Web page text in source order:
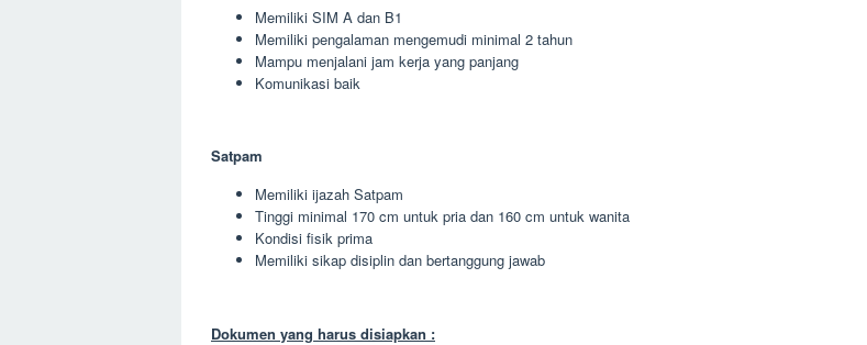
Memiliki SIM A dan B1
Memiliki pengalaman mengemudi minimal 2 tahun
Mampu menjalani jam kerja yang panjang
Komunikasi baik
Satpam
Memiliki ijazah Satpam
Tinggi minimal 170 cm untuk pria dan 160 cm untuk wanita
Kondisi fisik prima
Memiliki sikap disiplin dan bertanggung jawab
Dokumen yang harus disiapkan :